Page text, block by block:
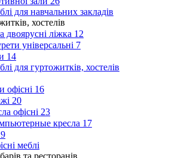
для навчальних закладів
хостелів
двоярусні ліжка 12
універсальні 7
14
для гуртожитків, хостелів
офісні 16
20
офісні 23
кресла 17
9
меблі
та ресторанів